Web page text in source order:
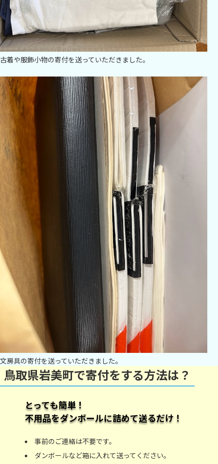
古着や服飾小物の寄付を送っていただきました。
文房具の寄付を送っていただきました。
鳥取県岩美町で寄付をする方法は？
とっても簡単！
不用品をダンボールに詰めて送るだけ！
事前のご連絡は不要です。
ダンボールなど箱に入れて送ってください。